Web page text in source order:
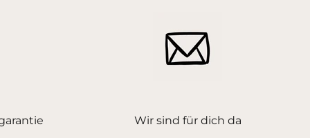
Wir sind für dich da